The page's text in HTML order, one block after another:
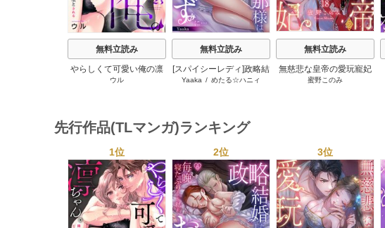
無料立読み
やらしくて可愛い俺の凛
ちゃん。～隣人後輩くん
ウル
無料立読み
[スパイシーレディ]政略結
婚した塩対応の旦那様は
Yaaka / めたる☆ハニィ
無料立読み
無慈悲な皇帝の愛玩寵妃
―おわらぬ快楽、閨に響
蜜野このみ
先行作品(TLマンガ)ランキング
o
s
1位 2位 3位